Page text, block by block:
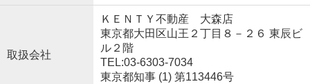
取扱会社
ＫＥＮＴＹ不動産 大森店
東京都大田区山王２丁目８－２６ 東辰ビ
ル２階
TEL:03-6303-7034
東京都知事 (1) 第113446号